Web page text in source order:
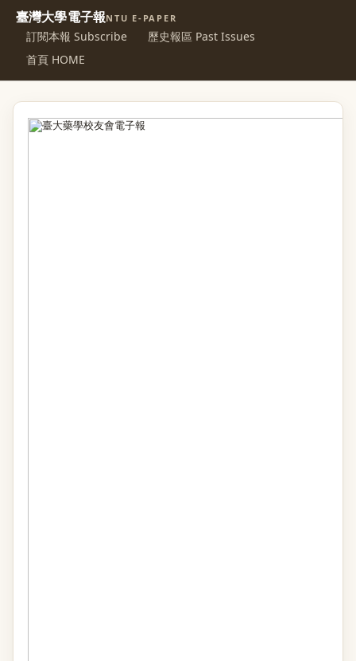
臺灣大學電子報NTU E-PAPER
訂閱本報 Subscribe
歷史報區 Past Issues
首頁 HOME